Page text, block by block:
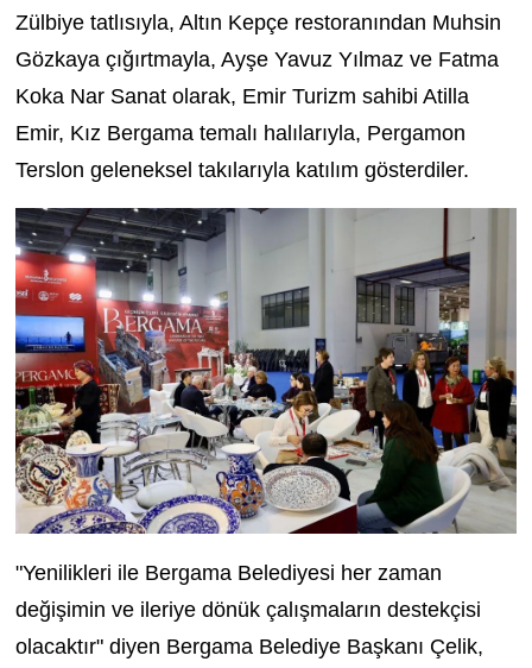
Zülbiye tatlısıyla, Altın Kepçe restoranından Muhsin
Gözkaya çığırtmayla, Ayşe Yavuz Yılmaz ve Fatma
Koka Nar Sanat olarak, Emir Turizm sahibi Atilla
Emir, Kız Bergama temalı halılarıyla, Pergamon
Terslon geleneksel takılarıyla katılım gösterdiler.
"Yenilikleri ile Bergama Belediyesi her zaman
değişimin ve ileriye dönük çalışmaların destekçisi
olacaktır" diyen Bergama Belediye Başkanı Çelik,